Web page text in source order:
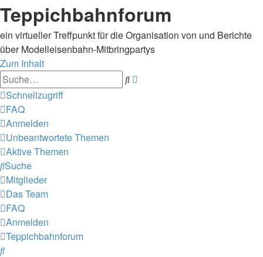
Teppichbahnforum
ein virtueller Treffpunkt für die Organisation von und Berichte
über Modelleisenbahn-Mitbringpartys
Zum Inhalt
Suche
Schnellzugriff
FAQ
Anmelden
Unbeantwortete Themen
Aktive Themen
Suche
Mitglieder
Das Team
FAQ
Anmelden
Teppichbahnforum
Suche